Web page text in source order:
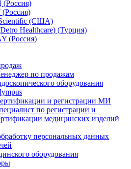
(США)
Healthcare) (Турция)
(Россия)
по продажам
оборудования
и регистрации МИ
по регистрации и
медицинских изделий
персональных данных
оборудования